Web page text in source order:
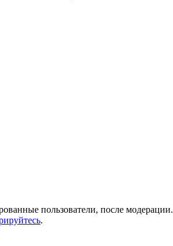
пользователи, после модерации.
.